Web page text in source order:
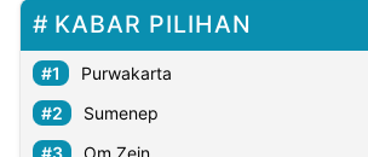
KABAR PILIHAN
Purwakarta
Sumenep
Om Zein